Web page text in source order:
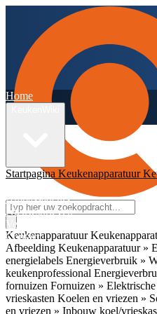
Keukenapparatuur
Afbeelding Keukenapparatuur »
energielabels Energieverbruik »
keukenprofessional
fornuizen Fornuizen »
vrieskasten Koelen en vriezen »
en vriezen » Inbouw koel/
Home
Startpagina Keukenapparatuur
Ambassadeurs
Nieuwsbrieven
Veelgestelde vragen
Contact